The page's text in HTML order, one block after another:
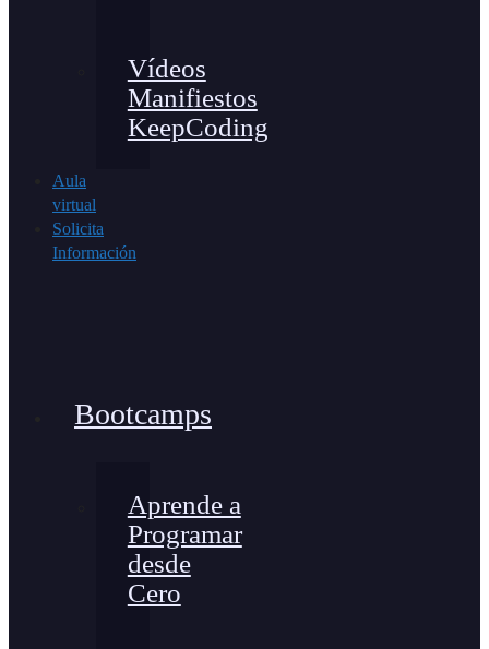
Vídeos
Manifiestos
KeepCoding
Aula
virtual
Solicita
Información
Bootcamps
Aprende a
Programar
desde
Cero